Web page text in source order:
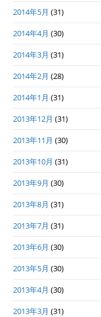
2014年5月 (31)
2014年4月 (30)
2014年3月 (31)
2014年2月 (28)
2014年1月 (31)
2013年12月 (31)
2013年11月 (30)
2013年10月 (31)
2013年9月 (30)
2013年8月 (31)
2013年7月 (31)
2013年6月 (30)
2013年5月 (30)
2013年4月 (30)
2013年3月 (31)